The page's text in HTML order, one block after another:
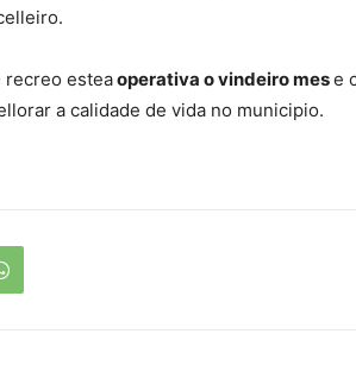
recreo esteaoperativa o vindeiro mese
a calidade de vida no municipio.